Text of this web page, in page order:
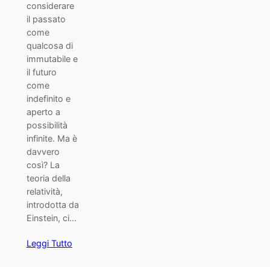
considerare
il passato
come
qualcosa di
immutabile e
il futuro
come
indefinito e
aperto a
possibilità
infinite. Ma è
davvero
così? La
teoria della
relatività,
introdotta da
Einstein, ci…
Leggi Tutto